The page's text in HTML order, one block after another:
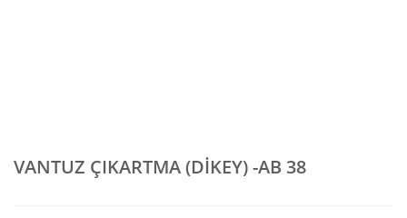
VANTUZ ÇIKARTMA (DİKEY) -AB 38